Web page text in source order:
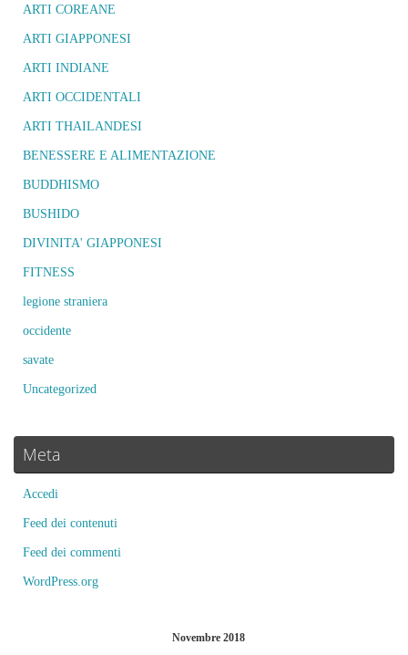
ARTI COREANE
ARTI GIAPPONESI
ARTI INDIANE
ARTI OCCIDENTALI
ARTI THAILANDESI
BENESSERE E ALIMENTAZIONE
BUDDHISMO
BUSHIDO
DIVINITA' GIAPPONESI
FITNESS
legione straniera
occidente
savate
Uncategorized
Meta
Accedi
Feed dei contenuti
Feed dei commenti
WordPress.org
Novembre 2018